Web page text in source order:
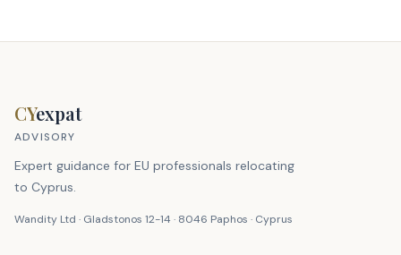
CYexpat
ADVISORY
Expert guidance for EU professionals relocating
to Cyprus.
Wandity Ltd · Gladstonos 12-14 · 8046 Paphos · Cyprus